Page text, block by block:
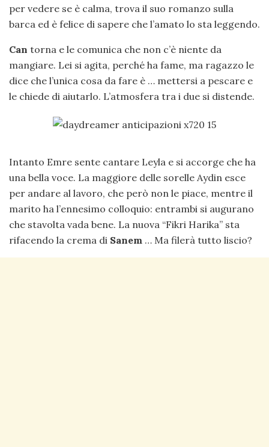
per vedere se è calma, trova il suo romanzo sulla
barca ed è felice di sapere che l’amato lo sta leggendo.
Can torna e le comunica che non c’è niente da
mangiare. Lei si agita, perché ha fame, ma ragazzo le
dice che l’unica cosa da fare è … mettersi a pescare e
le chiede di aiutarlo. L’atmosfera tra i due si distende.
Intanto Emre sente cantare Leyla e si accorge che ha
una bella voce. La maggiore delle sorelle Aydin esce
per andare al lavoro, che però non le piace, mentre il
marito ha l’ennesimo colloquio: entrambi si augurano
che stavolta vada bene. La nuova “Fikri Harika” sta
rifacendo la crema di Sanem … Ma filerà tutto liscio?